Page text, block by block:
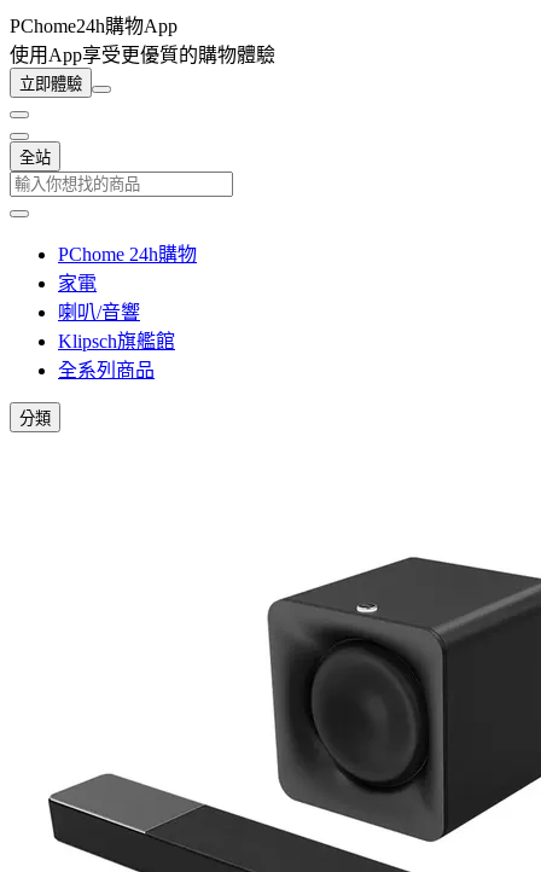
PChome24h購物App
使用App享受更優質的購物體驗
立即體驗
全站
PChome 24h購物
家電
喇叭/音響
Klipsch旗艦館
全系列商品
分類